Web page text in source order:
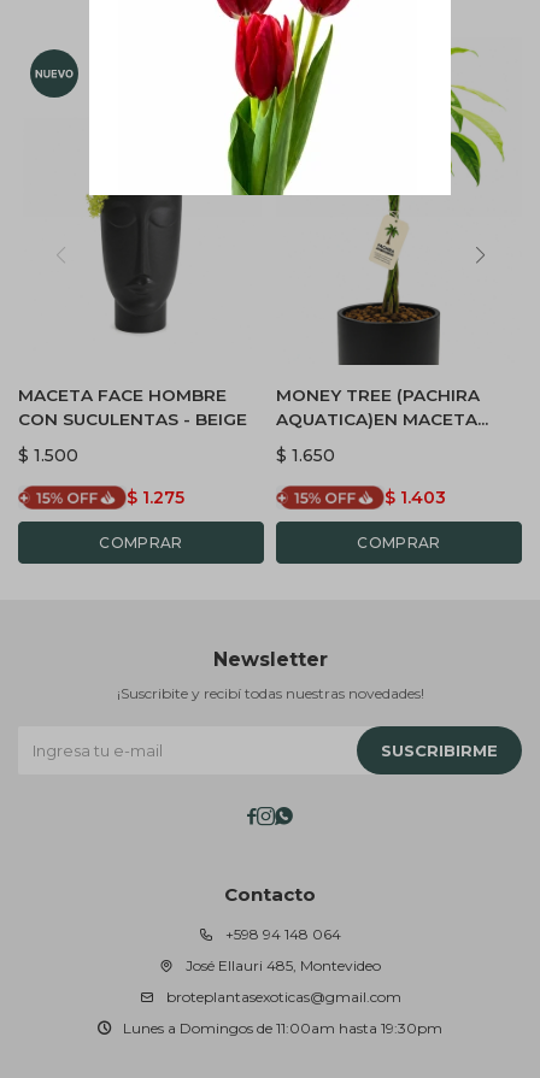
MACETA FACE HOMBRE
CON SUCULENTAS - BEIGE
$ 1.500
$ 1.275
MONEY TREE (PACHIRA
AQUATICA)EN MACETA
CERAMICA - NEGRA
$ 1.650
$ 1.403
Contacto
+598 94 148 064
José Ellauri 485, Montevideo
broteplantasexoticas@gmail.com
Lunes a Domingos de 11:00am hasta 19:30pm
Newsletter
¡Suscribite y recibí todas nuestras novedades!
SUSCRIBIRME
